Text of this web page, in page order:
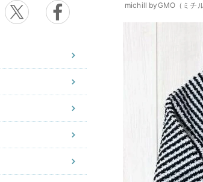
michill byGMO（ミチル